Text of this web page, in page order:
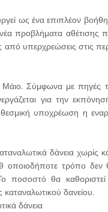
ως ένα επιπλέον
προβλήματα αθέτισης
υπερχρεώσεις στις
Σύμφωνα με πηγές
για την
υποχρέωση η
δάνεια
οποιοδήποτε τρόπο
θα καθοριστεί
δανείου.
δάνεια